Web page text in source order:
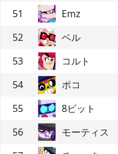
51
Emz
52
ベル
53
コルト
54
ポコ
55
8ビット
56
モーティス